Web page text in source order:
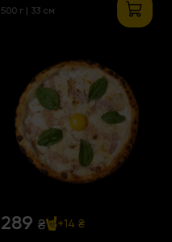
500 г | 33 см
289 ₴ +14 ₴